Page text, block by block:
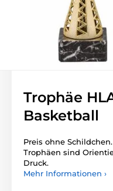
Trophäe
Basketball
Preis ohne
Trophäen sind
Druck.
Mehr Informationen ›